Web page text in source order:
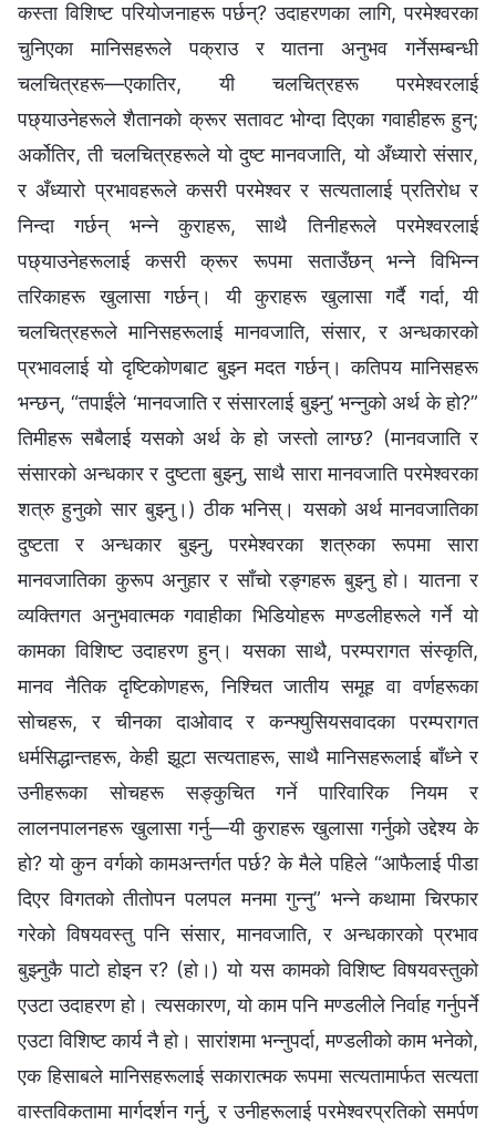
कस्ता विशिष्ट परियोजनाहरू पर्छन्? उदाहरणका लागि, परमेश्‍वरका
चुनिएका मानिसहरूले पक्राउ र यातना अनुभव गर्नेसम्बन्धी
चलचित्रहरू—एकातिर, यी चलचित्रहरू परमेश्‍वरलाई
पछ्याउनेहरूले शैतानको क्रूर सतावट भोग्दा दिएका गवाहीहरू हुन्;
अर्कोतिर, ती चलचित्रहरूले यो दुष्ट मानवजाति, यो अँध्यारो संसार,
र अँध्यारो प्रभावहरूले कसरी परमेश्‍वर र सत्यतालाई प्रतिरोध र
निन्दा गर्छन् भन्ने कुराहरू, साथै तिनीहरूले परमेश्‍वरलाई
पछ्याउनेहरूलाई कसरी क्रूर रूपमा सताउँछन् भन्‍ने विभिन्न
तरिकाहरू खुलासा गर्छन्। यी कुराहरू खुलासा गर्दै गर्दा, यी
चलचित्रहरूले मानिसहरूलाई मानवजाति, संसार, र अन्धकारको
प्रभावलाई यो दृष्टिकोणबाट बुझ्न मदत गर्छन्। कतिपय मानिसहरू
भन्छन्, “तपाईंले ‘मानवजाति र संसारलाई बुझ्नु’ भन्नुको अर्थ के हो?”
तिमीहरू सबैलाई यसको अर्थ के हो जस्तो लाग्छ? (मानवजाति र
संसारको अन्धकार र दुष्टता बुझ्नु, साथै सारा मानवजाति परमेश्‍वरका
शत्रु हुनुको सार बुझ्नु।) ठीक भनिस्। यसको अर्थ मानवजातिका
दुष्टता र अन्धकार बुझ्नु, परमेश्‍वरका शत्रुका रूपमा सारा
मानवजातिका कुरूप अनुहार र साँचो रङ्गहरू बुझ्नु हो। यातना र
व्यक्तिगत अनुभवात्मक गवाहीका भिडियोहरू मण्डलीहरूले गर्ने यो
कामका विशिष्ट उदाहरण हुन्। यसका साथै, परम्परागत संस्कृति,
मानव नैतिक दृष्टिकोणहरू, निश्‍चित जातीय समूह वा वर्णहरूका
सोचहरू, र चीनका दाओवाद र कन्फ्युसियसवादका परम्परागत
धर्मसिद्धान्तहरू, केही झूटा सत्यताहरू, साथै मानिसहरूलाई बाँध्ने र
उनीहरूका सोचहरू सङ्कुचित गर्ने पारिवारिक नियम र
लालनपालनहरू खुलासा गर्नु—यी कुराहरू खुलासा गर्नुको उद्देश्य के
हो? यो कुन वर्गको कामअन्तर्गत पर्छ? के मैले पहिले “आफैलाई पीडा
दिएर विगतको तीतोपन पलपल मनमा गुन्नु” भन्ने कथामा चिरफार
गरेको विषयवस्तु पनि संसार, मानवजाति, र अन्धकारको प्रभाव
बुझ्नुकै पाटो होइन र? (हो।) यो यस कामको विशिष्ट विषयवस्तुको
एउटा उदाहरण हो। त्यसकारण, यो काम पनि मण्डलीले निर्वाह गर्नुपर्ने
एउटा विशिष्ट कार्य नै हो। सारांशमा भन्‍नुपर्दा, मण्डलीको काम भनेको,
एक हिसाबले मानिसहरूलाई सकारात्मक रूपमा सत्यतामार्फत सत्यता
वास्तविकतामा मार्गदर्शन गर्नु, र उनीहरूलाई परमेश्‍वरप्रतिको समर्पण